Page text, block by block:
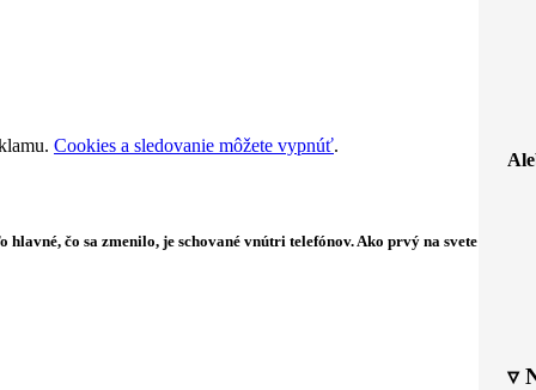
▿
Cookies a sledovanie môžete vypnúť.
čo sa zmenilo, je schované vnútri telefónov. Ako prvý na svete potom